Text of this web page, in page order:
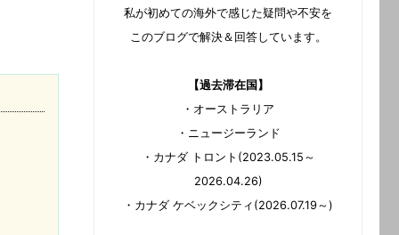
私が初めての海外で感じた疑問や不安を
このブログで解決＆回答しています。
【過去滞在国】
・オーストラリア
・ニュージーランド
・カナダ トロント(2023.05.15～
2026.04.26)
・カナダ ケベックシティ(2026.07.19～)